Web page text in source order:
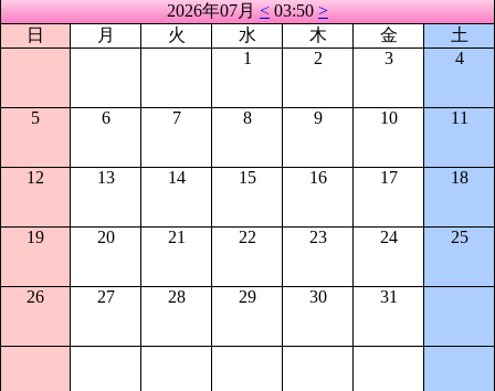
2026年07月<03:50>
日
月 火 水 木 金
土
1
2 3 4
5 6 7 8 9 10 11
12 13 14 15 16 17 18
19 20 21 22 23 24 25
26 27 28 29 30 31